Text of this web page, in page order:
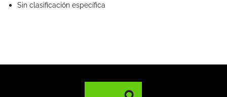
Sin clasificación específica